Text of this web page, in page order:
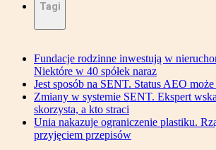
Tagi
Fundacje rodzinne inwestują w
Niektóre w 40 spółek naraz
Jest sposób na SENT. Status AEO
Zmiany w systemie SENT. Ekspert
skorzysta, a kto straci
Unia nakazuje ograniczenie plastiku.
przyjęciem przepisów